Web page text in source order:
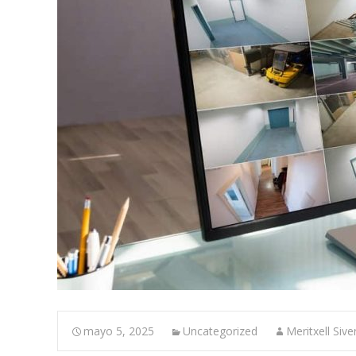
mayo 5, 2025 Uncategorized Meritxell